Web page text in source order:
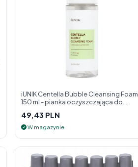
iUNIK Centella Bubble Cleansing Foam
150 ml - pianka oczyszczająca do
49,43 PLN
W magazynie